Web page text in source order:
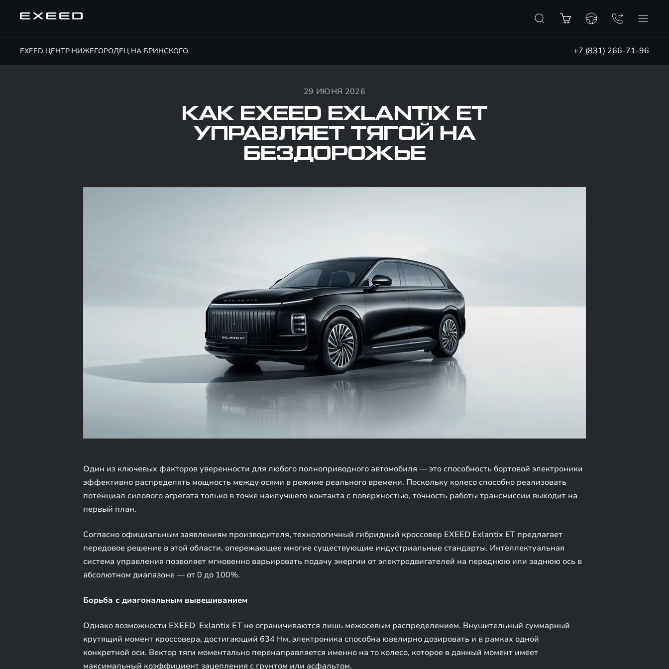
EXEED ЦЕНТР НИЖЕГОРОДЕЦ НА БРИНСКОГО +7 (831) 266-71-96
29 ИЮНЯ 2026
КАК EXEED EXLANTIX ET
УПРАВЛЯЕТ ТЯГОЙ НА
БЕЗДОРОЖЬЕ
Один из ключевых факторов уверенности для любого полноприводного автомобиля — это способность бортовой электроники
эффективно распределять мощность между осями в режиме реального времени. Поскольку колесо способно реализовать
потенциал силового агрегата только в точке наилучшего контакта с поверхностью, точность работы трансмиссии выходит на
первый план.
Согласно официальным заявлениям производителя, технологичный гибридный кроссовер EXEED Exlantix ET предлагает
передовое решение в этой области, опережающее многие существующие индустриальные стандарты. Интеллектуальная
система управления позволяет мгновенно варьировать подачу энергии от электродвигателей на переднюю или заднюю ось в
абсолютном диапазоне — от 0 до 100%.
Борьба с диагональным вывешиванием
Однако возможности EXEED Exlantix ET не ограничиваются лишь межосевым распределением. Внушительный суммарный
крутящий момент кроссовера, достигающий 634 Нм, электроника способна ювелирно дозировать и в рамках одной
конкретной оси. Вектор тяги моментально перенаправляется именно на то колесо, которое в данный момент имеет
максимальный коэффициент зацепления с грунтом или асфальтом.